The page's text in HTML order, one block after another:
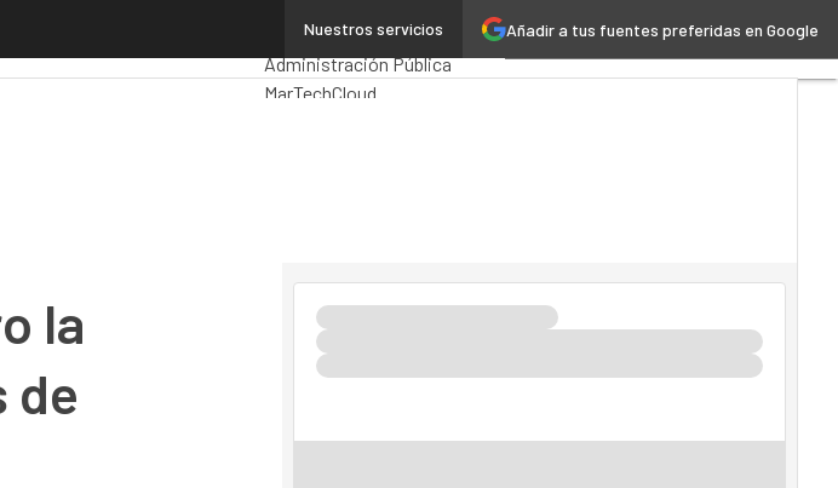
Añadir a tus fuentes preferidas en Google
Nuestros servicios
Premios ComputingAnalytics
Administración Pública
MarTechCloud
la
de